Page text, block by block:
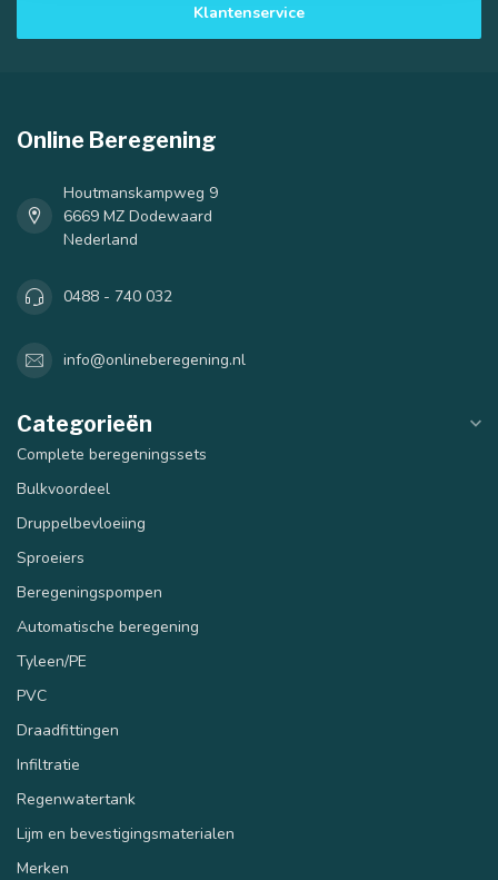
40 mm
Klantenservice
Online Beregening
Houtmanskampweg 9
6669 MZ Dodewaard
Nederland
0488 - 740 032
info@onlineberegening.nl
Categorieën
Complete beregeningssets
Bulkvoordeel
Druppelbevloeiing
Sproeiers
Beregeningspompen
Automatische beregening
Tyleen/PE
PVC
Draadfittingen
Infiltratie
Regenwatertank
Lijm en bevestigingsmaterialen
Merken